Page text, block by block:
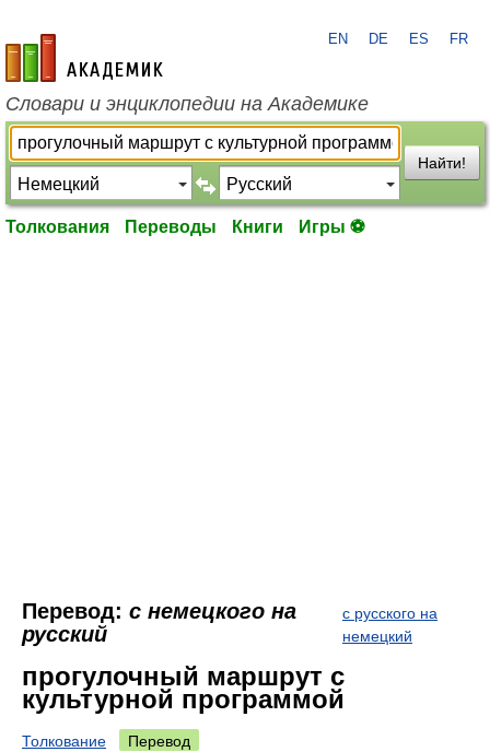
academic.ru
EN DE ES FR
Словари и энциклопедии на Академике
Найти!
Толкования Переводы Книги Игры ⚽
Перевод: с немецкого на
русский
с русского на
немецкий
прогулочный маршрут с
культурной программой
Толкование Перевод